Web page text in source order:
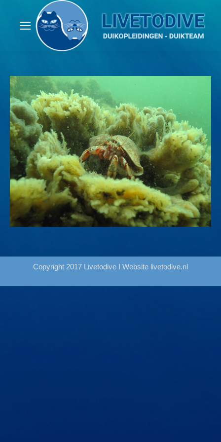
Copyright 2017 Livetodive I Website livetodive.nl